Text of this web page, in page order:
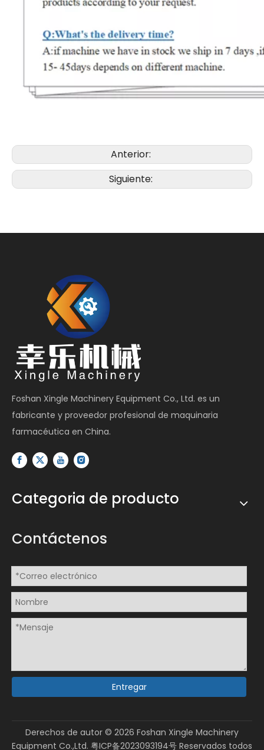
Anterior:
Siguiente:
Foshan Xingle Machinery Equipment Co., Ltd. es un
fabricante y proveedor profesional de maquinaria
farmacéutica en China.
Categoria de producto
Contáctenos
Entregar
Derechos de autor © 2026 Foshan Xingle Machinery
Equipment Co.,Ltd. 粤ICP备2023093194号 Reservados todos